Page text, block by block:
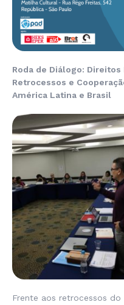
Roda de Diálogo:
Retrocessos e
América Latina e Brasil
Frente aos retrocessos